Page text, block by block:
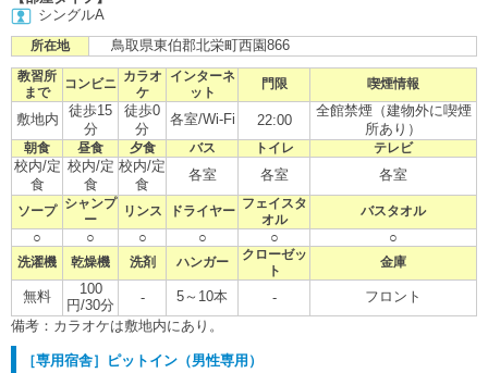
シングルA
所在地 鳥取県東伯郡北栄町西園866
教習所
まで
コンビニ
カラオ
ケ
インターネ
ット
門限 喫煙情報
敷地内
徒歩15
分
徒歩0
分
各室/Wi-Fi 22:00
全館禁煙（建物外に喫煙
所あり）
朝食 昼食 夕食 バス トイレ テレビ
校内/定
食
校内/定
食
校内/定
食
各室 各室 各室
ソープ
シャンプ
ー
リンス ドライヤー
フェイスタ
オル
バスタオル
○ ○ ○ ○ ○ ○
洗濯機 乾燥機 洗剤 ハンガー
クローゼッ
ト
金庫
無料
100
円/30分
- 5～10本 -
フロント
備考：カラオケは敷地内にあり。
［専用宿舎］ピットイン（男性専用）